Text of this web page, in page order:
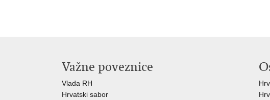
Važne poveznice
Vlada RH
Hrvatski sabor